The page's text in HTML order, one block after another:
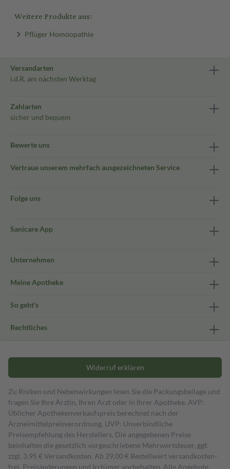
Weitere Produkte aus:
Pflüger Homöopathie
Versandarten
i.d.R. am nächsten Werktag
Zahlarten
sicher und bequem
Bewerte uns
Vertraue unserem mehrfach ausgezeichneten Service
Folge uns
Sanicare App
Unternehmen
Meine Apotheke
So geht's
Rechtliches
Widerruf erklären
Zu Risiken und Nebenwirkungen lesen Sie die Packungsbeilage und
fragen Sie Ihre Ärztin, Ihren Arzt oder in Ihrer Apotheke. AVP:
Üblicher Apothekenverkaufspreis berechnet nach der
Arzneimittelpreisverordnung. UVP: Unverbindliche
Preisempfehlung des Herstellers. Die angegebenen Preise
beinhalten die gesetzlich vorgeschriebene Mehrwertsteuer, ggf.
zzgl. 3,95 € Versandkosten. Ab 29,00 € Bestell­wert versand­kosten­
frei. Preisänderungen und Irrtümer vorbehalten. Alle Angebote